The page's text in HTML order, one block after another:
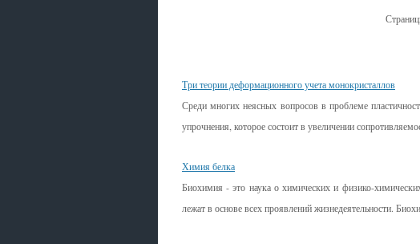
Три теории деформационного учета монокристаллов
Среди многих неясных вопросов в проблеме
упрочнения, которое состоит в увеличении
Химия белка
Биохимия - это наука о химических и физико-
лежат в основе всех проявлений жизнедеятельности.